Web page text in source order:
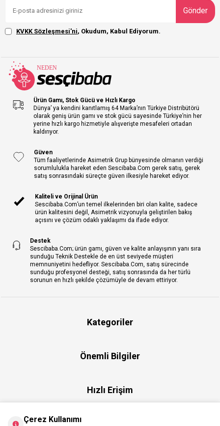
Gönder
KVKK Sözleşmesi'ni, Okudum, Kabul Ediyorum.
Ürün Gamı, Stok Gücü ve Hızlı Kargo
Dünya’ ya kendini kanıtlamış 64 Marka’nın Türkiye Distribütörü
olarak geniş ürün gamı ve stok gücü sayesinde Türkiye’nin her
yerine hızlı kargo hizmetiyle alışverişte mesafeleri ortadan
kaldırıyor.
Güven
Tüm faaliyetlerinde Asimetrik Grup bünyesinde olmanın verdiği
sorumlulukla hareket eden Sescibaba.Com gerek satış, gerek
satış sonrasındaki süreçte güven ilkesiyle hareket ediyor.
Kaliteli ve Orijinal Ürün
Sescibaba.Com’un temel ilkelerinden biri olan kalite, sadece
ürün kalitesini değil, Asimetrik vizyonuyla geliştirilen bakış
açısını ve çözüm odaklı yaklaşımı da ifade ediyor.
Destek
Sescibaba.Com; ürün gamı, güven ve kalite anlayışının yanı sıra
sunduğu Teknik Destekle de en üst seviyede müşteri
memnuniyetini hedefliyor. Sescibaba.Com, satış sürecinde
sunduğu profesyonel desteği, satış sonrasında da her türlü
sorunun en hızlı şekilde çözümüyle de devam ettiriyor.
Kategoriler
Önemli Bilgiler
Hızlı Erişim
Çerez Kullanımı